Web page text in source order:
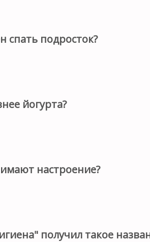
спать подросток?
йогурта?
настроение?
получил такое